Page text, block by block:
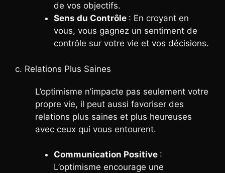
de vos objectifs.
Sens du Contrôle : En croyant en
vous, vous gagnez un sentiment de
contrôle sur votre vie et vos décisions.
c. Relations Plus Saines
L’optimisme n’impacte pas seulement votre
propre vie, il peut aussi favoriser des
relations plus saines et plus heureuses
avec ceux qui vous entourent.
Communication Positive :
L’optimisme encourage une